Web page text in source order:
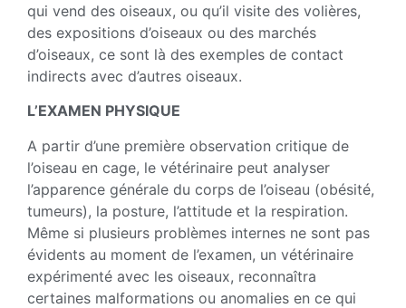
qui vend des oiseaux, ou qu’il visite des volières,
des expositions d’oiseaux ou des marchés
d’oiseaux, ce sont là des exemples de contact
indirects avec d’autres oiseaux.
L’EXAMEN PHYSIQUE
A partir d’une première observation critique de
l’oiseau en cage, le vétérinaire peut analyser
l’apparence générale du corps de l’oiseau (obésité,
tumeurs), la posture, l’attitude et la respiration.
Même si plusieurs problèmes internes ne sont pas
évidents au moment de l’examen, un vétérinaire
expérimenté avec les oiseaux, reconnaîtra
certaines malformations ou anomalies en ce qui